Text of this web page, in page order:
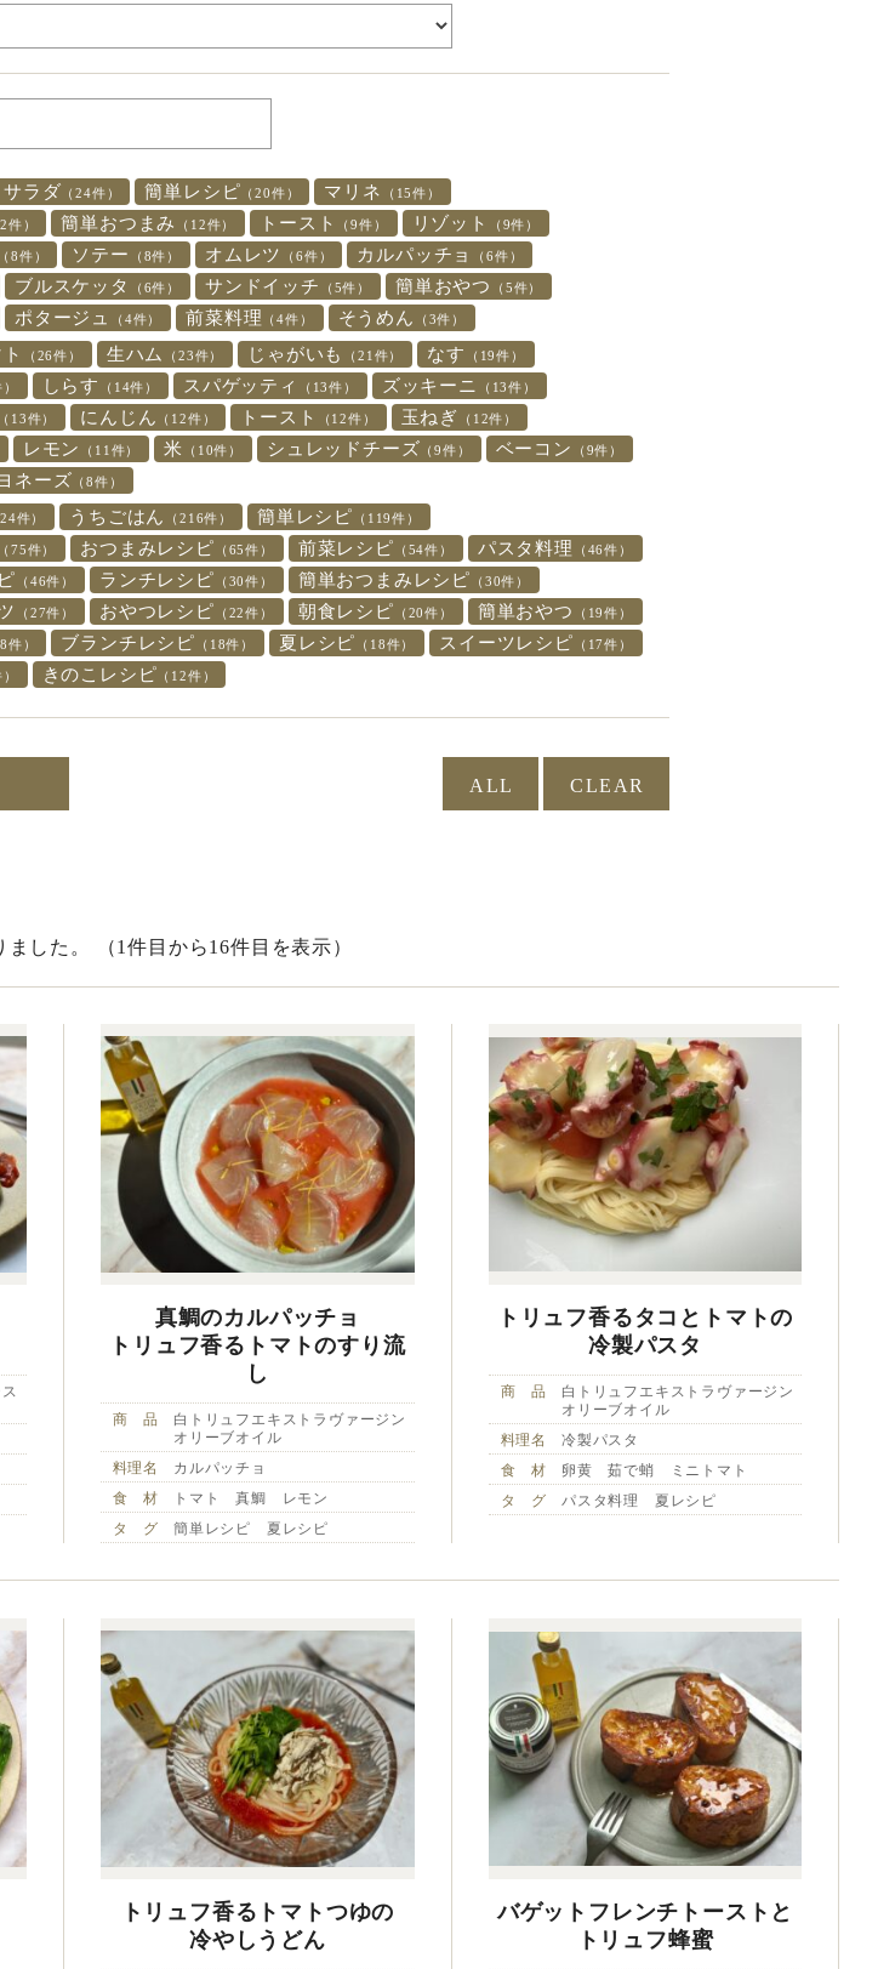
サラダ （24件） 簡単レシピ （20件） マリネ （15件）
件） 簡単おつまみ （12件） トースト （9件） リゾット （9件）
（8件） ソテー （8件） オムレツ （6件） カルパッチョ （6件）
ブルスケッタ （6件） サンドイッチ （5件） 簡単おやつ （5件）
ポタージュ （4件） 前菜料理 （4件） そうめん （3件）
（26件） 生ハム （23件） じゃがいも （21件） なす （19件）
しらす （14件） スパゲッティ （13件） ズッキーニ （13件）
（13件） にんじん （12件） トースト （12件） 玉ねぎ （12件）
レモン （11件） 米 （10件） シュレッドチーズ （9件） ベーコン （9件）
ネーズ （8件）
件） うちごはん （216件） 簡単レシピ （119件）
（75件） おつまみレシピ （65件） 前菜レシピ （54件） パスタ料理 （46件）
（46件） ランチレシピ （30件） 簡単おつまみレシピ （30件）
（27件） おやつレシピ （22件） 朝食レシピ （20件） 簡単おやつ （19件）
件） ブランチレシピ （18件） 夏レシピ （18件） スイーツレシピ （17件）
きのこレシピ （12件）
ALL
ました。 （1件目から16件目を表示）
真鯛のカルパッチョ
トリュフ香るトマトのすり流
し
商 品
白トリュフエキストラヴァージン
オリーブオイル
料理名
カルパッチョ
食 材
トマト 真鯛 レモン
タ グ
簡単レシピ 夏レシピ
トリュフ香るタコとトマトの
冷製パスタ
商 品
白トリュフエキストラヴァージン
オリーブオイル
料理名
冷製パスタ
食 材
卵黄 茹で蛸 ミニトマト
タ グ
パスタ料理 夏レシピ
トリュフ香るトマトつゆの
冷やしうどん
バゲットフレンチトーストと
トリュフ蜂蜜